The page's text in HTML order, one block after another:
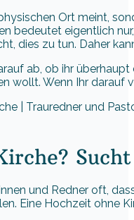
Ort meint,
bedeutet eigentlich
dies zu tun. Daher
ab, ob ihr
wollt. Wenn Ihr darauf
und Redner oft,
Eine Hochzeit ohne